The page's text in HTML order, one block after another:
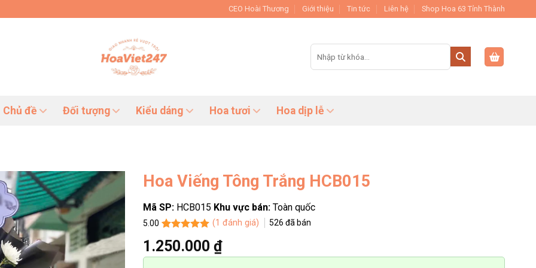
CEO Hoài Thương Giới thiệu Tin tức Liên hệ Shop Hoa 63 Tỉnh Thành
Tìm
kiếm:
Chủ đề Đối tượng Kiểu dáng Hoa tươi Hoa dịp lễ
Hoa Viếng Tông Trắng HCB015
Mã SP: HCB015 Khu vực bán: Toàn quốc
5.00
dựa trên
đánh giá
(1 đánh giá) 526 đã bán
1.250.000 ₫